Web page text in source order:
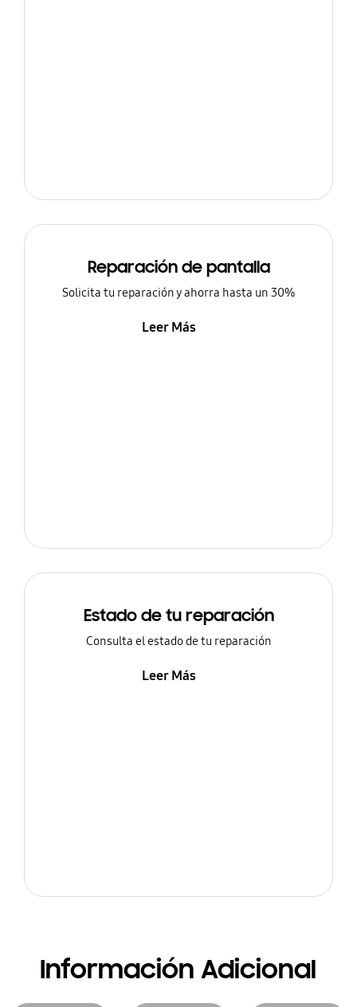
Reparación de pantalla
Solicita tu reparación y ahorra hasta un 30%
Leer Más
Estado de tu reparación
Consulta el estado de tu reparación
Leer Más
Información Adicional